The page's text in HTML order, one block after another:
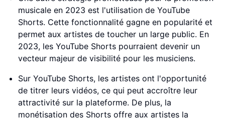
musicale en 2023 est l'utilisation de YouTube
Shorts. Cette fonctionnalité gagne en popularité et
permet aux artistes de toucher un large public. En
2023, les YouTube Shorts pourraient devenir un
vecteur majeur de visibilité pour les musiciens.
Sur YouTube Shorts, les artistes ont l'opportunité
de titrer leurs vidéos, ce qui peut accroître leur
attractivité sur la plateforme. De plus, la
monétisation des Shorts offre aux artistes la